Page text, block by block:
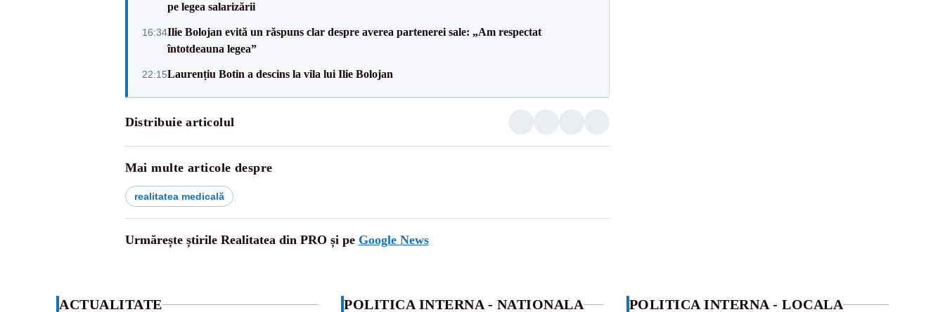
pe legea salarizării
16:34Ilie Bolojan evită un răspuns clar despre averea partenerei sale: „Am respectat
întotdeauna legea”
22:15Laurențiu Botin a descins la vila lui Ilie Bolojan
Distribuie articolul
Mai multe articole despre
realitatea medicală
Urmărește știrile Realitatea din PRO și pe Google News
ACTUALITATE POLITICA INTERNA - NATIONALA POLITICA INTERNA - LOCALA